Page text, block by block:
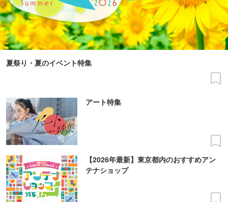
夏祭り・夏のイベント特集
アート特集
【2026年最新】東京都内のおすすめアン
テナショップ